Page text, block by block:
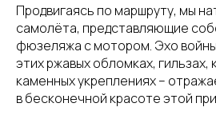
Продвигаясь по маршруту, мы
самолёта, представляющие
фюзеляжа с мотором. Эхо
этих ржавых обломках,
каменных укреплениях –
в бесконечной красоте этой